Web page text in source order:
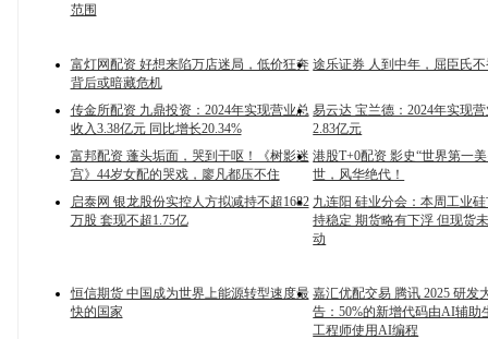
范围
富灯网配资 好想来陷万店迷局，低价狂奔
背后或暗藏危机
途乐证券 人到中年，屈臣氏
传金所配资 九鼎投资：2024年实现营业总
收入3.38亿元 同比增长20.34%
易云达 宝兰德：2024年实现
2.83亿元
富邦配资 蓬头垢面，哭到干呕！《树影迷
宫》44岁女配的哭戏，廖凡都压不住
港股T+0配资 影史“世界第一
世，风华绝代！
启泰网 银龙股份实控人方拟减持不超1682
万股 套现不超1.75亿
九连阳 硅业分会：本周工业
持稳定 期货略有下浮 但现货
动
恒信期货 中国成为世界上能源转型速度最
快的国家
嘉汇优配交易 腾讯 2025 研发
告：50%的新增代码由AI辅助
工程师使用AI编程